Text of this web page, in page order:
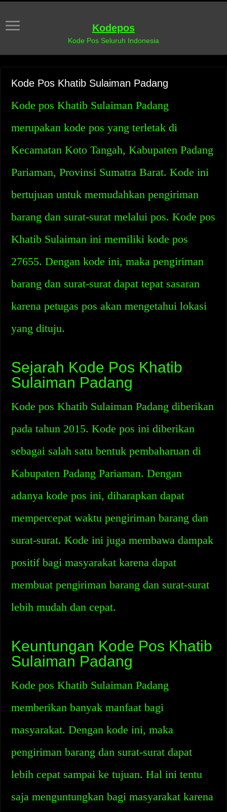
Kodepos
Kode Pos Seluruh Indonesia
Kode Pos Khatib Sulaiman Padang
Kode pos Khatib Sulaiman Padang
merupakan kode pos yang terletak di
Kecamatan Koto Tangah, Kabupaten Padang
Pariaman, Provinsi Sumatra Barat. Kode ini
bertujuan untuk memudahkan pengiriman
barang dan surat-surat melalui pos. Kode pos
Khatib Sulaiman ini memiliki kode pos
27655. Dengan kode ini, maka pengiriman
barang dan surat-surat dapat tepat sasaran
karena petugas pos akan mengetahui lokasi
yang dituju.
Sejarah Kode Pos Khatib
Sulaiman Padang
Kode pos Khatib Sulaiman Padang diberikan
pada tahun 2015. Kode pos ini diberikan
sebagai salah satu bentuk pembaharuan di
Kabupaten Padang Pariaman. Dengan
adanya kode pos ini, diharapkan dapat
mempercepat waktu pengiriman barang dan
surat-surat. Kode ini juga membawa dampak
positif bagi masyarakat karena dapat
membuat pengiriman barang dan surat-surat
lebih mudah dan cepat.
Keuntungan Kode Pos Khatib
Sulaiman Padang
Kode pos Khatib Sulaiman Padang
memberikan banyak manfaat bagi
masyarakat. Dengan kode ini, maka
pengiriman barang dan surat-surat dapat
lebih cepat sampai ke tujuan. Hal ini tentu
saja menguntungkan bagi masyarakat karena